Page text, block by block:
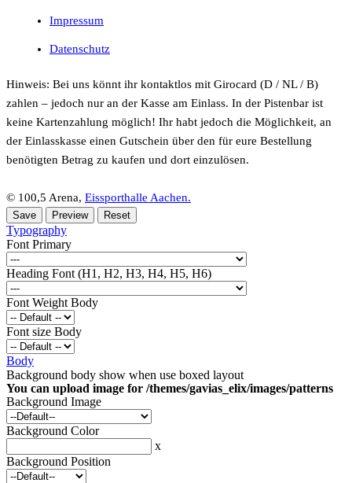
Impressum
Datenschutz
Hinweis: Bei uns könnt ihr kontaktlos mit Girocard (D / NL / B)
zahlen – jedoch nur an der Kasse am Einlass. In der Pistenbar ist
keine Kartenzahlung möglich! Ihr habt jedoch die Möglichkeit, an
der Einlasskasse einen Gutschein über den für eure Bestellung
benötigten Betrag zu kaufen und dort einzulösen.
© 100,5 Arena, Eissporthalle Aachen.
Typography
Font Primary
Heading Font (H1, H2, H3, H4, H5, H6)
Font Weight Body
Font size Body
Body
Background body show when use boxed layout
You can upload image for /themes/gavias_elix/images/patterns
Background Image
Background Color
x
Background Position